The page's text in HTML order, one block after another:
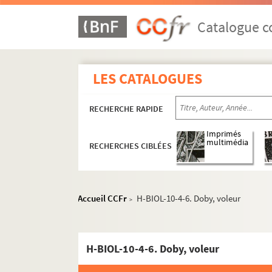
Catalogue
LES CATALOGUES
RECHERCHE RAPIDE
RECHERCHES CIBLÉES
Imprimés
multimédia
Accueil CCFr > H-BIOL-10-4-6. Doby, voleur
H-BIOL-10-4-6. Doby, voleur
H-BIOL-3. Boucq à Cardon
H-BIOL-4. Carlez à Colpaert